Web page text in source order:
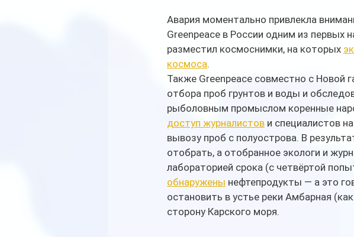
Авария моментально привлекла
Greenpeace в России одним из первых
разместил космоснимки, на которых
космоса.
Также Greenpeace совместно с Новой
отбора проб грунтов и воды и
рыболовным промыслом коренные
доступ журналистов и специалистов
вывозу проб с полуострова. В
отобрать, а отобранное экологи и
лабораторией срока (с четвёртой
обнаружены нефтепродукты — а это
остановить в устье реки Амбарная
сторону Карского моря.